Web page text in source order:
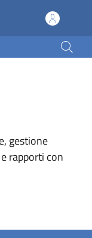
di
gestione
rapporti con